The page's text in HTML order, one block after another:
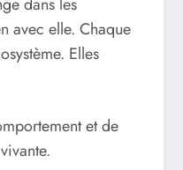
dans les
avec elle. Chaque
Elles
et de